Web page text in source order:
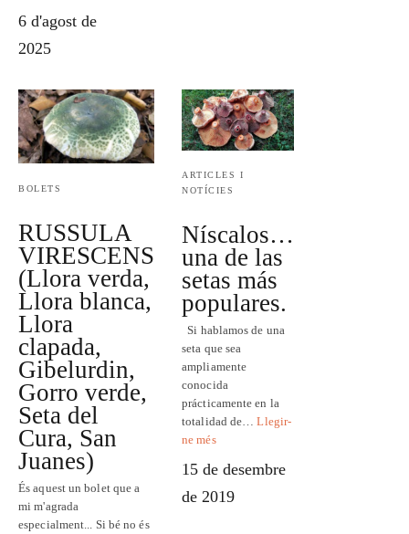
6 d'agost de
2025
BOLETS
RUSSULA
VIRESCENS
(Llora verda,
Llora blanca,
Llora
clapada,
Gibelurdin,
Gorro verde,
Seta del
Cura, San
Juanes)
És aquest un bolet que a
mi m'agrada
especialment... Si bé no és
ARTICLES I
NOTÍCIES
Níscalos…
una de las
setas más
populares.
Si hablamos de una
seta que sea
ampliamente
conocida
prácticamente en la
totalidad de…Llegir-
ne més
15 de desembre
de 2019